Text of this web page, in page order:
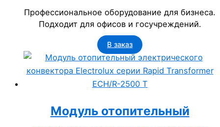
Профессиональное оборудование для бизнеса.
Подходит для офисов и госучреждений.
В заказ
Модуль отопительный